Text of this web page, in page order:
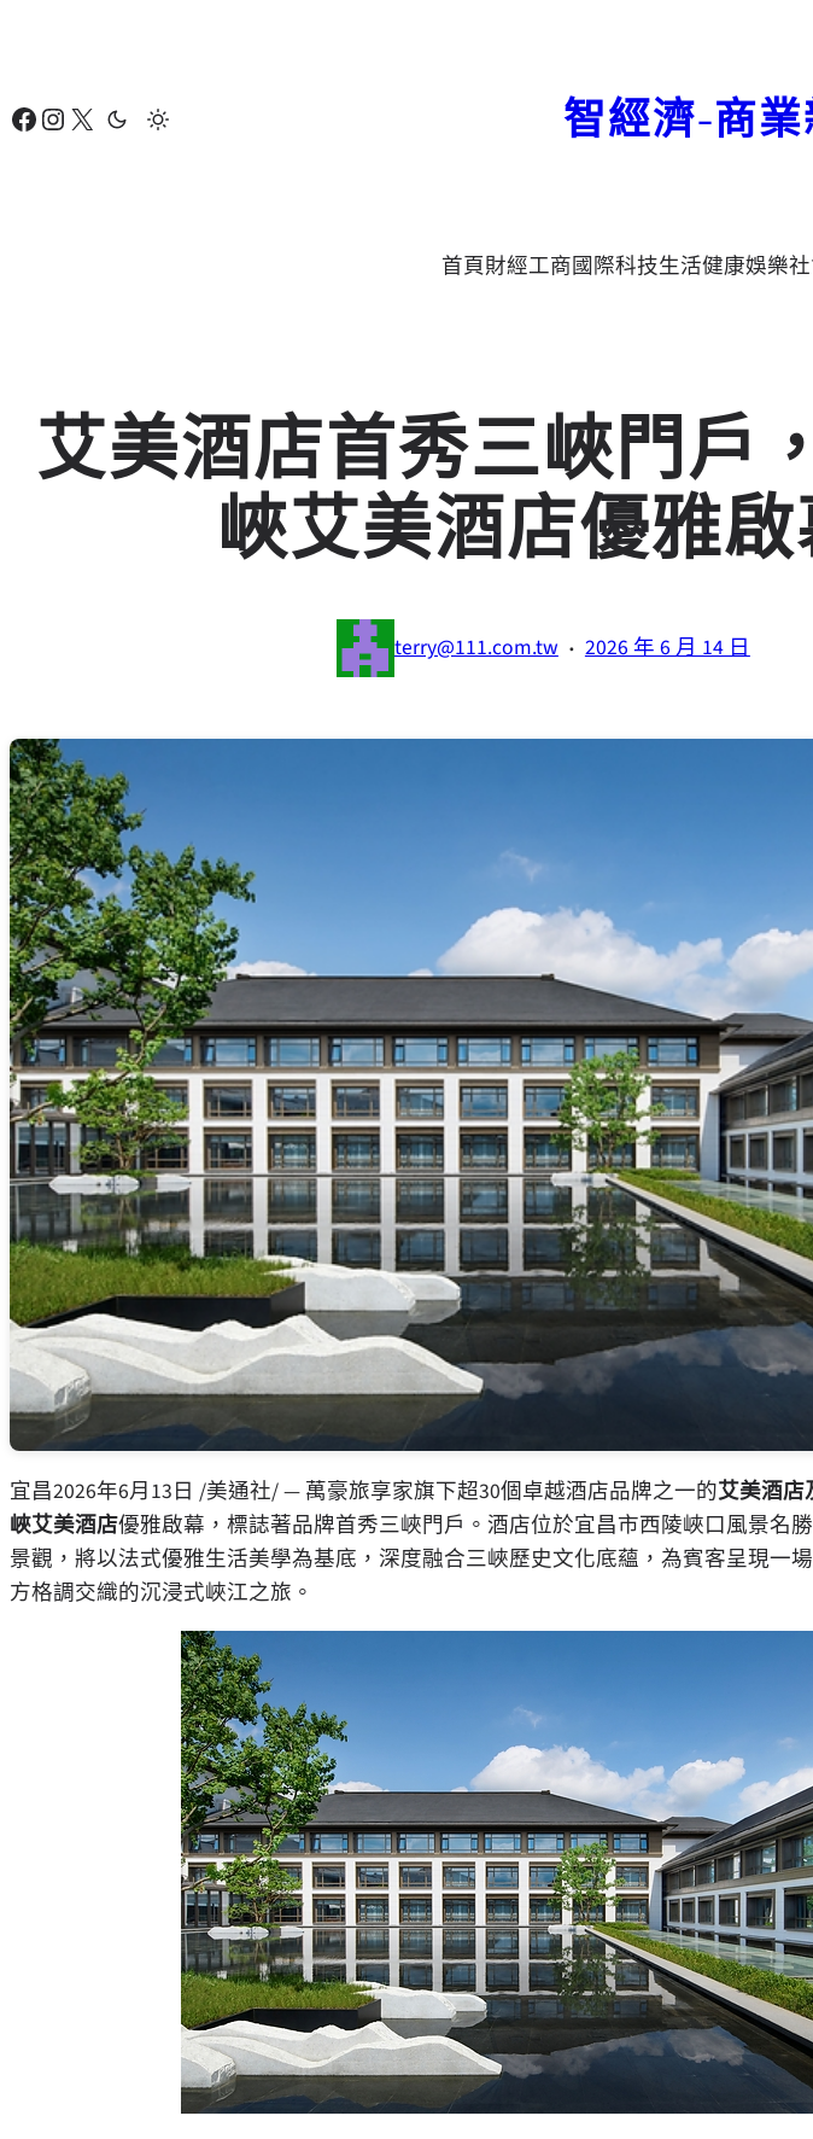
要
Facebook Instagram X 智經濟-商
首頁財經工商國際科技生活健康娛樂
艾美酒店首秀三峽門戶
峽艾美酒店優雅
terry@111.com.tw · 2026 年 6 月 14 日
宜昌2026年6月13日 /美通社/ — 萬豪旅享家旗下超30個卓越酒店品牌之一的艾美酒店
峽艾美酒店優雅啟幕，標誌著品牌首秀三峽門戶。酒店位於宜昌市西陵峽口風景名
景觀，將以法式優雅生活美學為基底，深度融合三峽歷史文化底蘊，為賓客呈現一
方格調交織的沉浸式峽江之旅。